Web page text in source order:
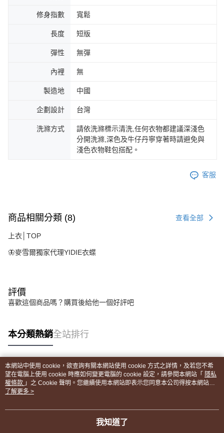
修身指數 寬鬆
長度 短版
彈性 無彈
內裡 無
製造地 中國
企劃設計 台灣
洗滌方式
請依洗滌標示清洗,任何衣物都建議深淺色
分開洗滌,深色及牛仔丹寧穿著時請避免與
淺色衣物鞋包搭配。
客服
商品相關分類 (8) 查看全部
上衣│TOP
🦋麥雪爾獨家代理YIDIE衣蝶
評價
喜歡這個商品嗎？購買後給他一個好評吧
本分類熱銷全站排行
熱門標籤
本網站中使用 cookie，欲查詢有關本網站使用 cookie 方式之詳情，及若您不希
望在電腦上使用 cookie 時應如何變更電腦的 cookie 設定，請參閱本網站「 隱私
權條款 」之 Cookie 聲明。您繼續使用本網站即表示您同意本公司得按本網站使
用條款之 Cookie 聲明使用 cookie。
了解更多 >
我知道了